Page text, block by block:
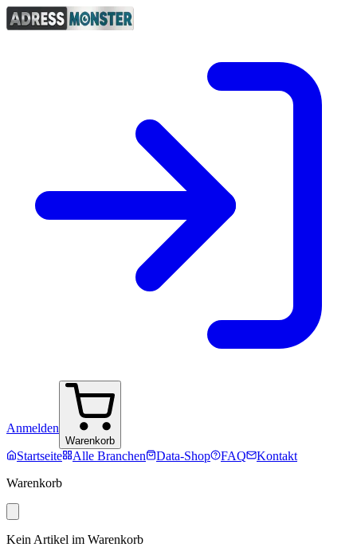
Anmelden
Warenkorb
Startseite Alle Branchen Data-Shop FAQ
Kontakt
Warenkorb
Kein Artikel im Warenkorb